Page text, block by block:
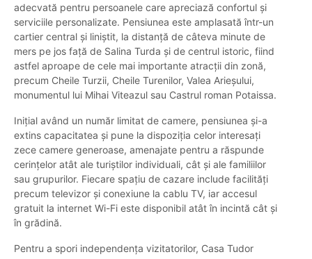
adecvată pentru persoanele care apreciază confortul și
serviciile personalizate. Pensiunea este amplasată într-un
cartier central și liniștit, la distanță de câteva minute de
mers pe jos față de Salina Turda și de centrul istoric, fiind
astfel aproape de cele mai importante atracții din zonă,
precum Cheile Turzii, Cheile Turenilor, Valea Arieșului,
monumentul lui Mihai Viteazul sau Castrul roman Potaissa.
Inițial având un număr limitat de camere, pensiunea și-a
extins capacitatea și pune la dispoziția celor interesați
zece camere generoase, amenajate pentru a răspunde
cerințelor atât ale turiștilor individuali, cât și ale familiilor
sau grupurilor. Fiecare spațiu de cazare include facilități
precum televizor și conexiune la cablu TV, iar accesul
gratuit la internet Wi-Fi este disponibil atât în incintă cât și
în grădină.
Pentru a spori independența vizitatorilor, Casa Tudor